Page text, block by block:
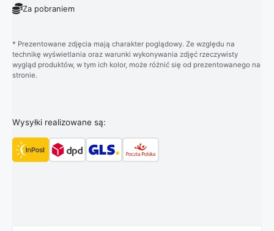
Za pobraniem
* Prezentowane zdjęcia mają charakter poglądowy. Ze względu na
technikę wyświetlania oraz warunki wykonywania zdjęć rzeczywisty
wygląd produktów, w tym ich kolor, może różnić się od prezentowanego na
stronie.
Wysyłki realizowane są: